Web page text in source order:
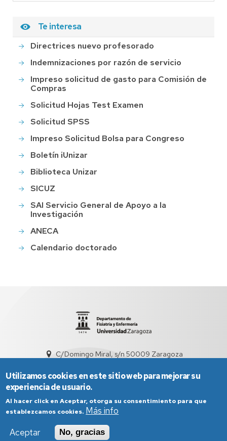
Te interesa
Directrices nuevo profesorado
Indemnizaciones por razón de servicio
Impreso solicitud de gasto para Comisión de
Compras
Solicitud Hojas Test Examen
Solicitud SPSS
Impreso Solicitud Bolsa para Congreso
Boletín iUnizar
Biblioteca Unizar
SICUZ
SAI Servicio General de Apoyo a la
Investigación
ANECA
Calendario doctorado
C/Domingo Miral, s/n 50009 Zaragoza
Aviso Legal
Condiciones generales de uso
Utilizamos cookies en este sitio web para mejorar su
experiencia de usuario.
Al hacer click en Aceptar, otorga su consentimiento para que
establezcamos cookies. Más info
Aceptar
No, gracias